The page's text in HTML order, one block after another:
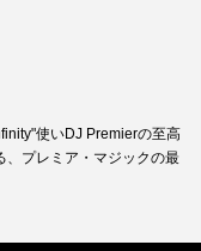
使いDJ Premierの至高
、プレミア・マジックの最